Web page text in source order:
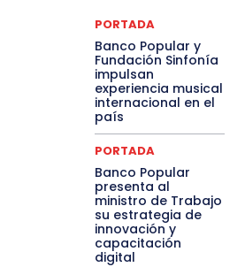
PORTADA
Banco Popular y
Fundación Sinfonía
impulsan
experiencia musical
internacional en el
país
PORTADA
Banco Popular
presenta al
ministro de Trabajo
su estrategia de
innovación y
capacitación
digital